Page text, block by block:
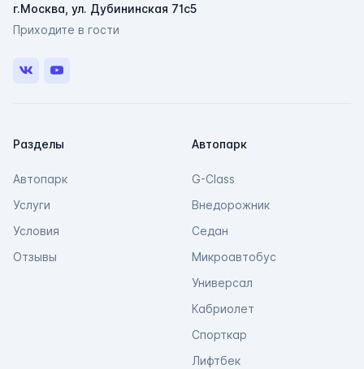
г.Москва, ул. Дубининская 71с5
Приходите в гости
VK Youtube
Разделы
Автопарк
Услуги
Условия
Отзывы
Автопарк
G-Class
Внедорожник
Седан
Микроавтобус
Универсал
Кабриолет
Спорткар
Лифтбек
Мессенджеры
Свяжитесь с нами через любой удобный